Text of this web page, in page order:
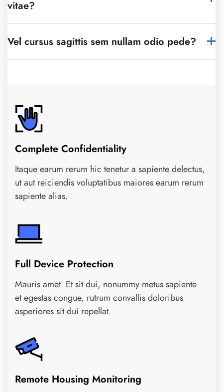
vitae?
Vel cursus sagittis sem nullam odio pede?
Complete Confidentiality
Itaque earum rerum hic tenetur a sapiente delectus,
ut aut reiciendis voluptatibus maiores earum rerum
sapiente alias.
Full Device Protection
Mauris amet. Et sit dui, nonummy metus sapiente
et egestas congue, rutrum convallis doloribus
asperiores sit dui repellat.
Remote Housing Monitoring